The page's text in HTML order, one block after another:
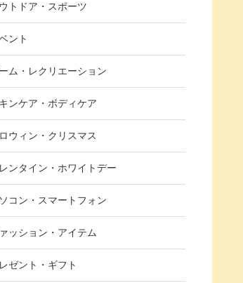
トドア・スポーツ
ント
ム・レクリエーション
ンケア・ボディケア
ウィン・クリスマス
ンタイン・ホワイトデー
コン・スマートフォン
ッション・アイテム
ゼント・ギフト